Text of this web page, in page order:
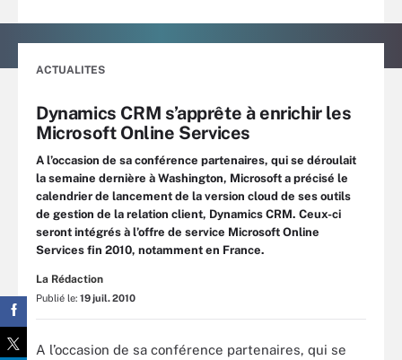
ACTUALITES
Dynamics CRM s’apprête à enrichir les
Microsoft Online Services
A l’occasion de sa conférence partenaires, qui se déroulait
la semaine dernière à Washington, Microsoft a précisé le
calendrier de lancement de la version cloud de ses outils
de gestion de la relation client, Dynamics CRM. Ceux-ci
seront intégrés à l’offre de service Microsoft Online
Services fin 2010, notamment en France.
La Rédaction
Publié le: 19 juil. 2010
A l’occasion de sa conférence partenaires, qui se